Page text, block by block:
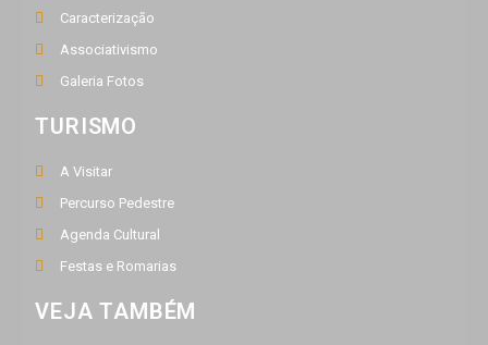
Caracterização
Associativismo
Galeria Fotos
TURISMO
A Visitar
Percurso Pedestre
Agenda Cultural
Festas e Romarias
VEJA TAMBÉM